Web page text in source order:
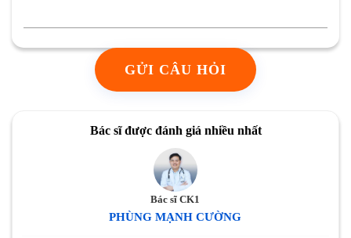
GỬI CÂU HỎI
Bác sĩ được đánh giá nhiều nhất
Bác sĩ CK1
PHÙNG MẠNH CƯỜNG